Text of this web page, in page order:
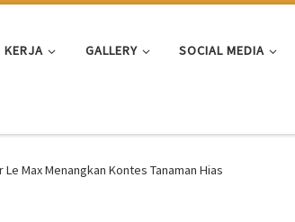
KERJA GALLERY SOCIAL MEDIA
Max Menangkan Kontes Tanaman Hias